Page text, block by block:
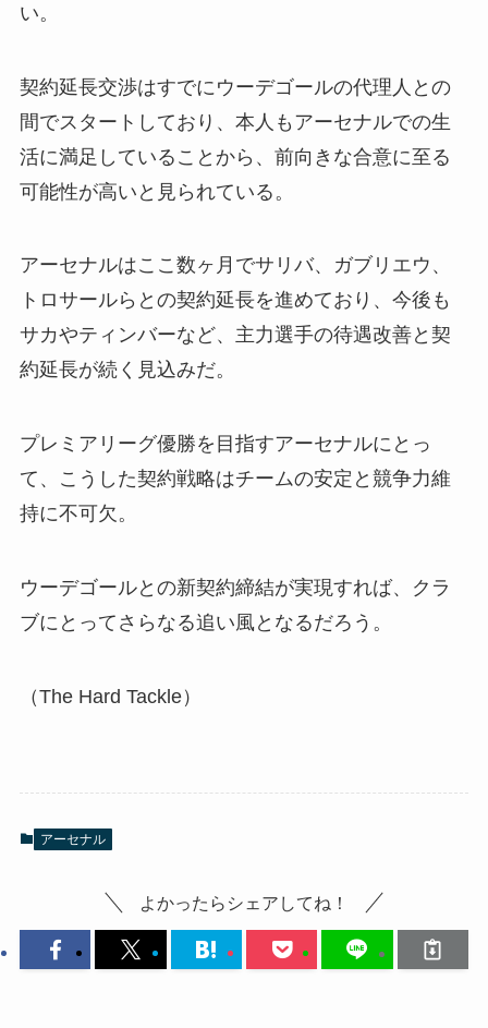
い。
契約延長交渉はすでにウーデゴールの代理人との
間でスタートしており、本人もアーセナルでの生
活に満足していることから、前向きな合意に至る
可能性が高いと見られている。
アーセナルはここ数ヶ月でサリバ、ガブリエウ、
トロサールらとの契約延長を進めており、今後も
サカやティンバーなど、主力選手の待遇改善と契
約延長が続く見込みだ。
プレミアリーグ優勝を目指すアーセナルにとっ
て、こうした契約戦略はチームの安定と競争力維
持に不可欠。
ウーデゴールとの新契約締結が実現すれば、クラ
ブにとってさらなる追い風となるだろう。
（The Hard Tackle）
アーセナル
よかったらシェアしてね！